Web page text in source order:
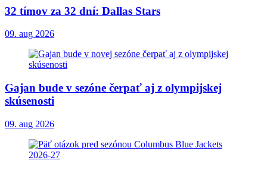
32 tímov za 32 dní: Dallas Stars
09. aug 2026
Gajan bude v sezóne čerpať aj z olympijskej
skúsenosti
09. aug 2026